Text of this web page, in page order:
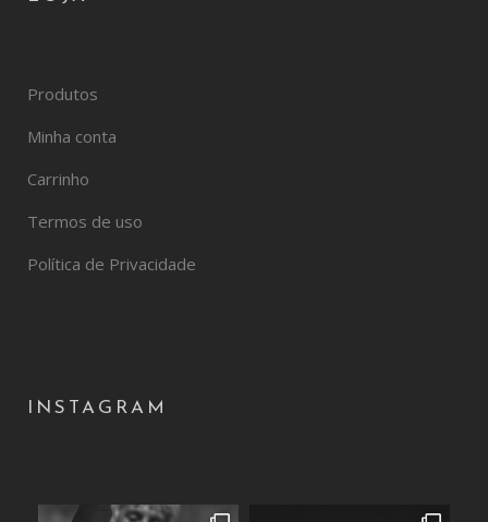
Produtos
Minha conta
Carrinho
Termos de uso
Política de Privacidade
INSTAGRAM